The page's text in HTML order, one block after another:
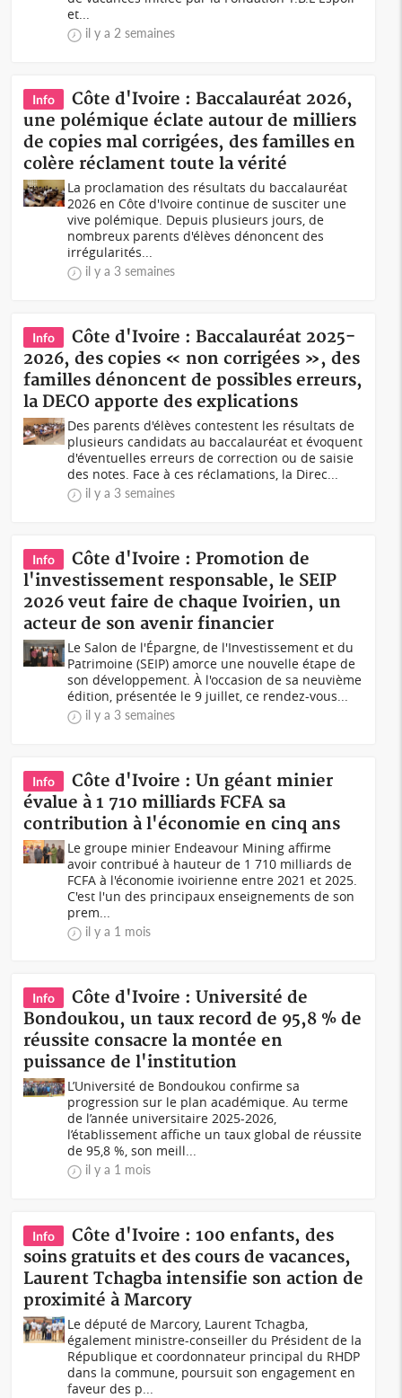
et...
il y a 2 semaines
Info
Côte d'Ivoire : Baccalauréat 2026,
une polémique éclate autour de milliers
de copies mal corrigées, des familles en
colère réclament toute la vérité
La proclamation des résultats du baccalauréat
2026 en Côte d'Ivoire continue de susciter une
vive polémique. Depuis plusieurs jours, de
nombreux parents d'élèves dénoncent des
irrégularités...
il y a 3 semaines
Info
Côte d'Ivoire : Baccalauréat 2025-
2026, des copies « non corrigées », des
familles dénoncent de possibles erreurs,
la DECO apporte des explications
Des parents d'élèves contestent les résultats de
plusieurs candidats au baccalauréat et évoquent
d'éventuelles erreurs de correction ou de saisie
des notes. Face à ces réclamations, la Direc...
il y a 3 semaines
Info
Côte d'Ivoire : Promotion de
l'investissement responsable, le SEIP
2026 veut faire de chaque Ivoirien, un
acteur de son avenir financier
Le Salon de l'Épargne, de l'Investissement et du
Patrimoine (SEIP) amorce une nouvelle étape de
son développement. À l'occasion de sa neuvième
édition, présentée le 9 juillet, ce rendez-vous...
il y a 3 semaines
Info
Côte d'Ivoire : Un géant minier
évalue à 1 710 milliards FCFA sa
contribution à l'économie en cinq ans
Le groupe minier Endeavour Mining affirme
avoir contribué à hauteur de 1 710 milliards de
FCFA à l'économie ivoirienne entre 2021 et 2025.
C'est l'un des principaux enseignements de son
prem...
il y a 1 mois
Info
Côte d'Ivoire : Université de
Bondoukou, un taux record de 95,8 % de
réussite consacre la montée en
puissance de l'institution
L’Université de Bondoukou confirme sa
progression sur le plan académique. Au terme
de l’année universitaire 2025-2026,
l’établissement affiche un taux global de réussite
de 95,8 %, son meill...
il y a 1 mois
Info
Côte d'Ivoire : 100 enfants, des
soins gratuits et des cours de vacances,
Laurent Tchagba intensifie son action de
proximité à Marcory
Le député de Marcory, Laurent Tchagba,
également ministre-conseiller du Président de la
République et coordonnateur principal du RHDP
dans la commune, poursuit son engagement en
faveur des p...